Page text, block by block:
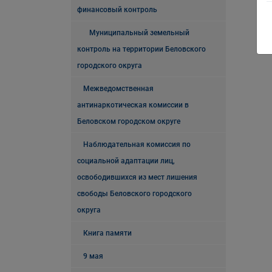
финансовый контроль
Муниципальный земельный
контроль на территории Беловского
городского округа
Межведомственная
антинаркотическая комиссии в
Беловском городском округе
Наблюдательная комиссия по
социальной адаптации лиц,
освободившихся из мест лишения
свободы Беловского городского
округа
Книга памяти
9 мая